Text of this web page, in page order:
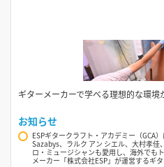
ギターメーカーで学べる理想的な環境
お知らせ
ESPギタークラフト・アカデミー（GCA
Sazabys、ラルク アン シエル、大村孝
ロ・ミュージシャンも愛用し、海外でも
メーカー「株式会社ESP」が運営するギ